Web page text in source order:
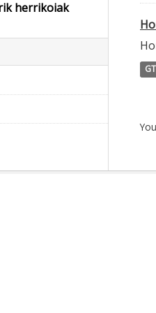
herrikoiak